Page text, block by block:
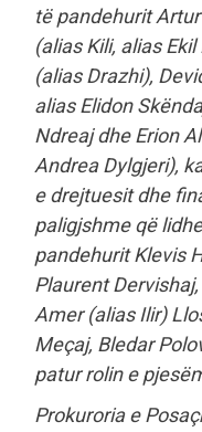
të pandehurit
(alias Kili, alias
(alias Drazhi),
alias Elidon
Ndreaj dhe Erion
Andrea Dylgjeri),
e drejtuesit dhe
paligjshme që
pandehurit Klevis
Plaurent
Amer (alias Ilir)
Meçaj, Bledar
patur rolin e
Prokuroria e